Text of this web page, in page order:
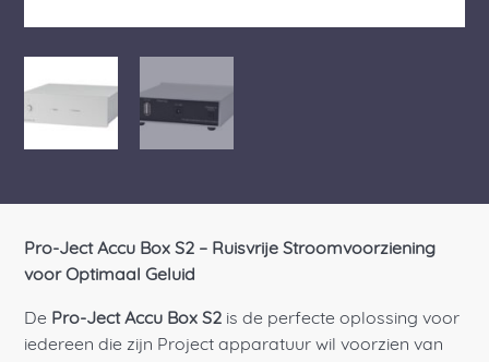
Pro-Ject Accu Box S2 – Ruisvrije Stroomvoorziening
voor Optimaal Geluid
De Pro-Ject Accu Box S2 is de perfecte oplossing voor
iedereen die zijn Project apparatuur wil voorzien van